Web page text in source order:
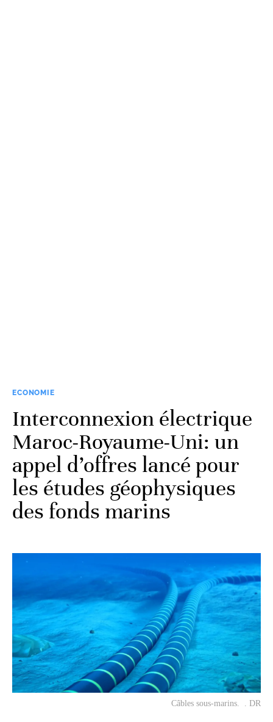
ECONOMIE
Interconnexion électrique
Maroc-Royaume-Uni: un
appel d’offres lancé pour
les études géophysiques
des fonds marins
Câbles sous-marins. . DR